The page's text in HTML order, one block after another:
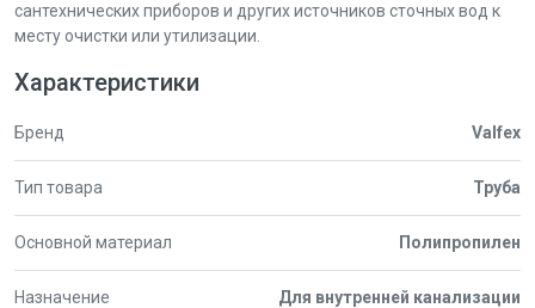
сантехнических приборов и других источников сточных вод к
месту очистки или утилизации.
Характеристики
Бренд Valfex
Тип товара Труба
Основной материал Полипропилен
Назначение Для внутренней канализации